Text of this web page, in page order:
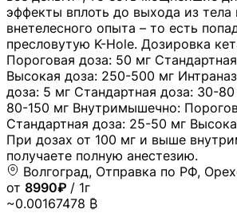
эффекты вплоть до выхода из тела
внетелесного опыта – то есть
пресловутую K-Hole. Дозировка
Пороговая доза: 50 мг
Высокая доза: 250-500 мг
доза: 5 мг Стандартная доза: 30-
80-150 мг Внутримышечно:
Стандартная доза: 25-50 мг
При дозах от 100 мг и выше
получаете полную анестезию.
Волгоград, Отправка по РФ,
от 8990₽ / 1г
~0.00167478 ₿